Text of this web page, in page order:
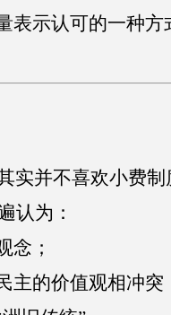
表示认可的一种方
实并不喜欢小费制
认为：
念；
主的价值观相冲突